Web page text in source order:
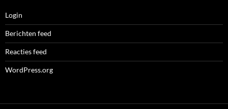
Login
Berichten feed
Reacties feed
WordPress.org